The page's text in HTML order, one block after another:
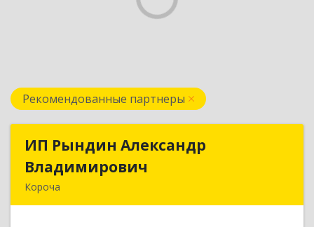
Рекомендованные партнеры
ИП Рындин Александр
Владимирович
Короча
ИП Рындин Александр